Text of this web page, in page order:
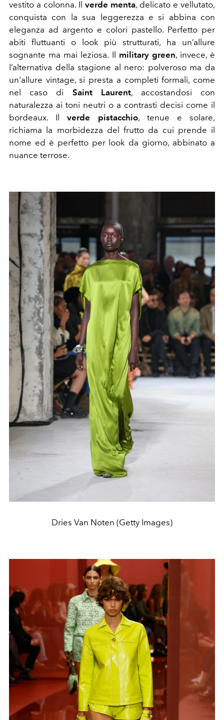
vestito a colonna. Il verde menta, delicato e vellutato,
conquista con la sua leggerezza e si abbina con
eleganza ad argento e colori pastello. Perfetto per
abiti fluttuanti o look più strutturati, ha un’allure
sognante ma mai leziosa. Il military green, invece, è
l’alternativa della stagione al nero: polveroso ma da
un'allure vintage, si presta a completi formali, come
nel caso di Saint Laurent, accostandosi con
naturalezza ai toni neutri o a contrasti decisi come il
bordeaux. Ilverde pistacchio, tenue e solare,
richiama la morbidezza del frutto da cui prende il
nome ed è perfetto per look da giorno, abbinato a
nuance terrose.
Dries Van Noten (Getty Images)